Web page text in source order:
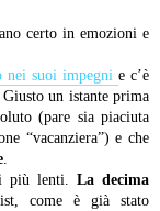
certo in emozioni e
nei suoi impegnie c’è
un istante prima
(pare sia piaciuta
“vacanziera”) e che
più lenti.
La decima
come è già stato